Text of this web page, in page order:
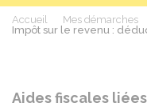
Accueil Mes démarches
Impôt sur le revenu :
Aides fiscales